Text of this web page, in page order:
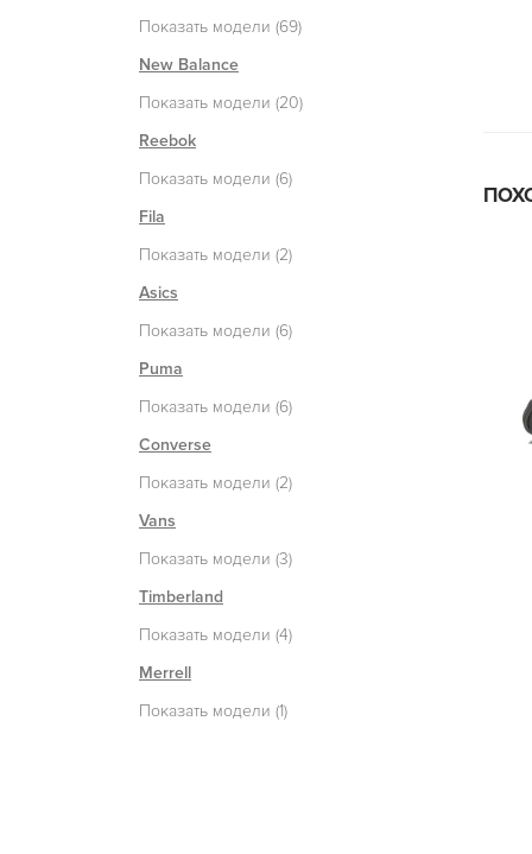
Показать модели (69)
New Balance
Показать модели (20)
Reebok
Показать модели (6)
Fila
Показать модели (2)
Asics
Показать модели (6)
Puma
Показать модели (6)
Converse
Показать модели (2)
Vans
Показать модели (3)
Timberland
Показать модели (4)
Merrell
Показать модели (1)